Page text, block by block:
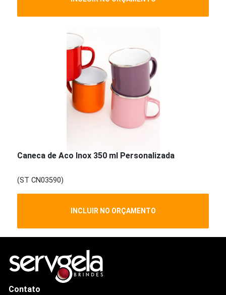
Caneca de Aco Inox 350 ml Personalizada
(ST CN03590)
INCLUIR NO ORÇAMENTO
Contato